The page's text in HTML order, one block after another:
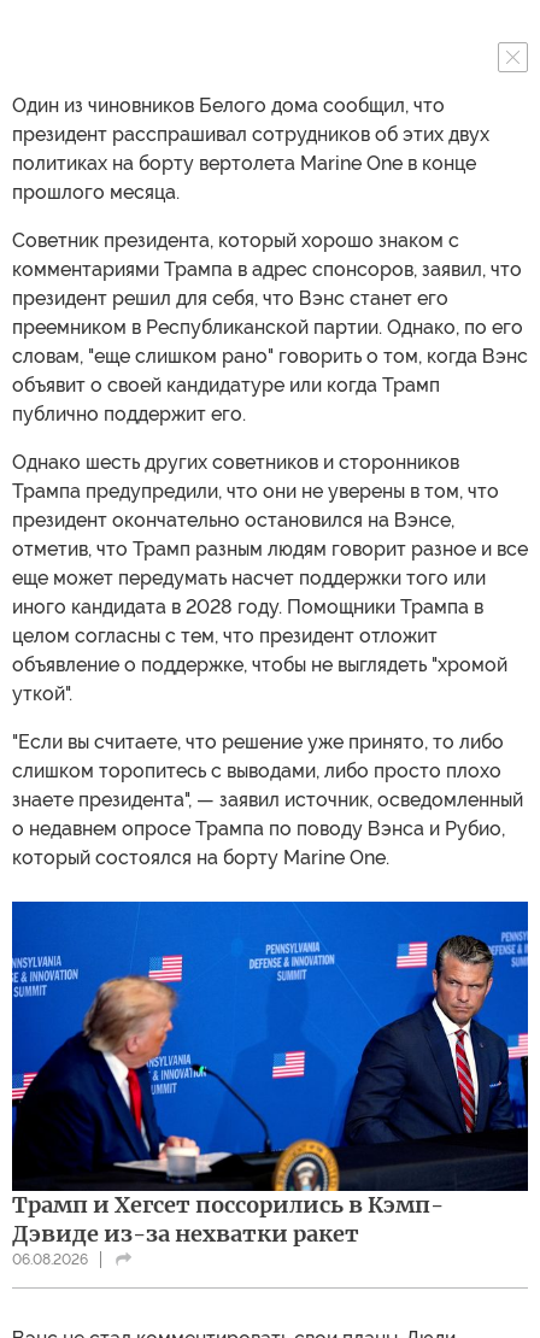
Один из чиновников Белого дома сообщил, что
президент расспрашивал сотрудников об этих двух
политиках на борту вертолета Marine One в конце
прошлого месяца.
Советник президента, который хорошо знаком с
комментариями Трампа в адрес спонсоров, заявил, что
президент решил для себя, что Вэнс станет его
преемником в Республиканской партии. Однако, по его
словам, "еще слишком рано" говорить о том, когда Вэнс
объявит о своей кандидатуре или когда Трамп
публично поддержит его.
Однако шесть других советников и сторонников
Трампа предупредили, что они не уверены в том, что
президент окончательно остановился на Вэнсе,
отметив, что Трамп разным людям говорит разное и все
еще может передумать насчет поддержки того или
иного кандидата в 2028 году. Помощники Трампа в
целом согласны с тем, что президент отложит
объявление о поддержке, чтобы не выглядеть "хромой
уткой".
"Если вы считаете, что решение уже принято, то либо
слишком торопитесь с выводами, либо просто плохо
знаете президента", — заявил источник, осведомленный
о недавнем опросе Трампа по поводу Вэнса и Рубио,
который состоялся на борту Marine One.
Трамп и Хегсет поссорились в Кэмп-
Дэвиде из-за нехватки ракет
06.08.2026